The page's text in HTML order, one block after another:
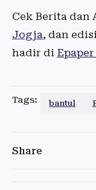
Cek Berita
Jogja, dan
hadir di
Tags: bantul
Share